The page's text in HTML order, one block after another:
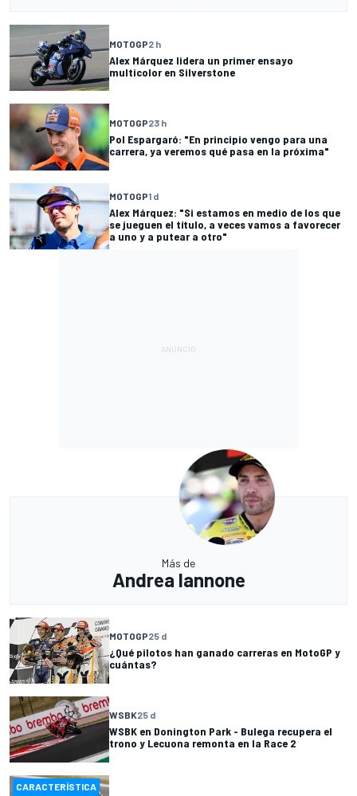
MOTOGP2 h
Alex Márquez lidera un primer ensayo
multicolor en Silverstone
MOTOGP23 h
Pol Espargaró: "En principio vengo para una
carrera, ya veremos qué pasa en la próxima"
MOTOGP1 d
Alex Márquez: "Si estamos en medio de los que
se jueguen el título, a veces vamos a favorecer
a uno y a putear a otro"
Más de
Andrea Iannone
MOTOGP25 d
¿Qué pilotos han ganado carreras en MotoGP y
cuántas?
WSBK25 d
WSBK en Donington Park - Bulega recupera el
trono y Lecuona remonta en la Race 2
CARACTERÍSTICA